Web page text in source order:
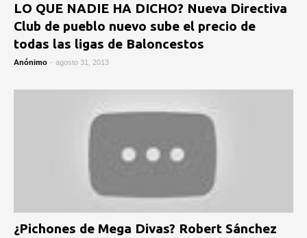
LO QUE NADIE HA DICHO? Nueva Directiva
Club de pueblo nuevo sube el precio de
todas las ligas de Baloncestos
Anónimo - agosto 31, 2013
¿Pichones de Mega Divas? Robert Sánchez